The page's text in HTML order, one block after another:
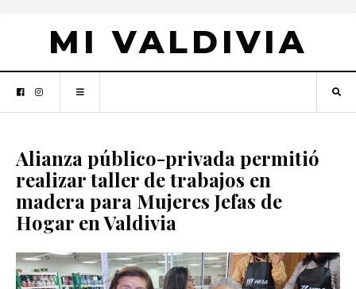
MI VALDIVIA
Alianza público-privada permitió
realizar taller de trabajos en
madera para Mujeres Jefas de
Hogar en Valdivia